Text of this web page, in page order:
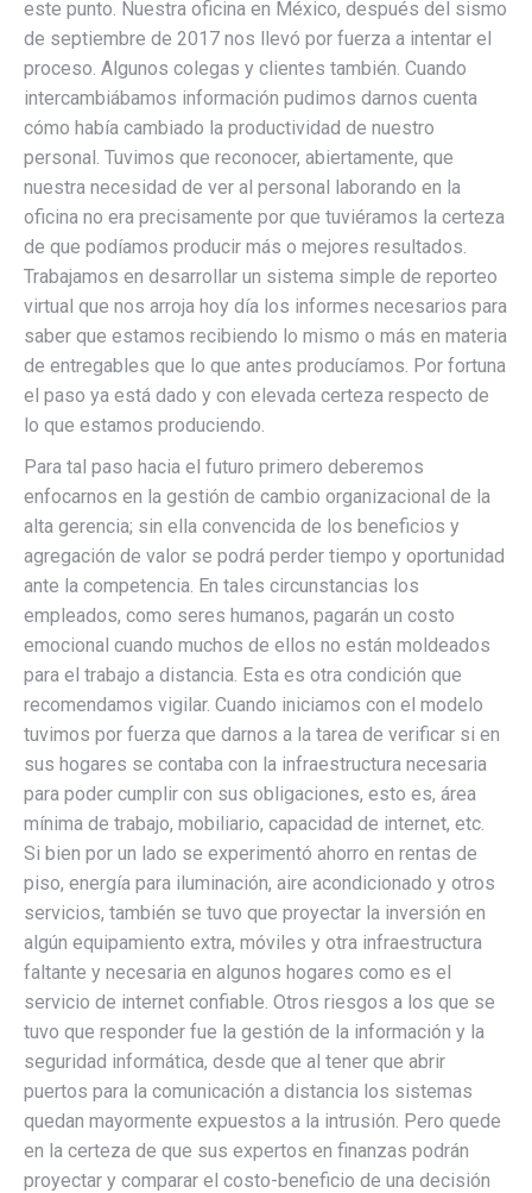
este punto. Nuestra oficina en México, después del sismo
de septiembre de 2017 nos llevó por fuerza a intentar el
proceso. Algunos colegas y clientes también. Cuando
intercambiábamos información pudimos darnos cuenta
cómo había cambiado la productividad de nuestro
personal. Tuvimos que reconocer, abiertamente, que
nuestra necesidad de ver al personal laborando en la
oficina no era precisamente por que tuviéramos la certeza
de que podíamos producir más o mejores resultados.
Trabajamos en desarrollar un sistema simple de reporteo
virtual que nos arroja hoy día los informes necesarios para
saber que estamos recibiendo lo mismo o más en materia
de entregables que lo que antes producíamos. Por fortuna
el paso ya está dado y con elevada certeza respecto de
lo que estamos produciendo.
Para tal paso hacia el futuro primero deberemos
enfocarnos en la gestión de cambio organizacional de la
alta gerencia; sin ella convencida de los beneficios y
agregación de valor se podrá perder tiempo y oportunidad
ante la competencia. En tales circunstancias los
empleados, como seres humanos, pagarán un costo
emocional cuando muchos de ellos no están moldeados
para el trabajo a distancia. Esta es otra condición que
recomendamos vigilar. Cuando iniciamos con el modelo
tuvimos por fuerza que darnos a la tarea de verificar si en
sus hogares se contaba con la infraestructura necesaria
para poder cumplir con sus obligaciones, esto es, área
mínima de trabajo, mobiliario, capacidad de internet, etc.
Si bien por un lado se experimentó ahorro en rentas de
piso, energía para iluminación, aire acondicionado y otros
servicios, también se tuvo que proyectar la inversión en
algún equipamiento extra, móviles y otra infraestructura
faltante y necesaria en algunos hogares como es el
servicio de internet confiable. Otros riesgos a los que se
tuvo que responder fue la gestión de la información y la
seguridad informática, desde que al tener que abrir
puertos para la comunicación a distancia los sistemas
quedan mayormente expuestos a la intrusión. Pero quede
en la certeza de que sus expertos en finanzas podrán
proyectar y comparar el costo-beneficio de una decisión